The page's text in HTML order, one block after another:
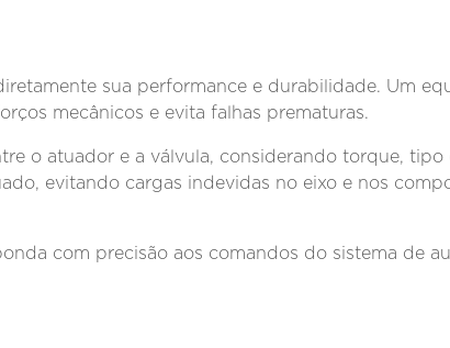
sua performance e durabilidade. Um
mecânicos e evita falhas prematuras.
o atuador e a válvula, considerando torque,
evitando cargas indevidas no eixo e nos
com precisão aos comandos do sistema de